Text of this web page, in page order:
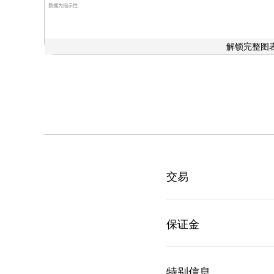
数据为指示性
解锁完整图